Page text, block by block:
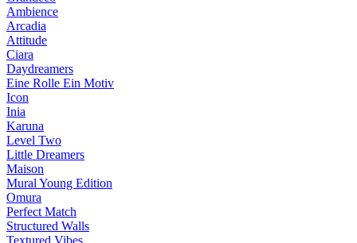
Ambience
Arcadia
Attitude
Ciara
Daydreamers
Eine Rolle Ein Motiv
Icon
Inia
Karuna
Level Two
Little Dreamers
Maison
Mural Young Edition
Omura
Perfect Match
Structured Walls
Textured Vibes